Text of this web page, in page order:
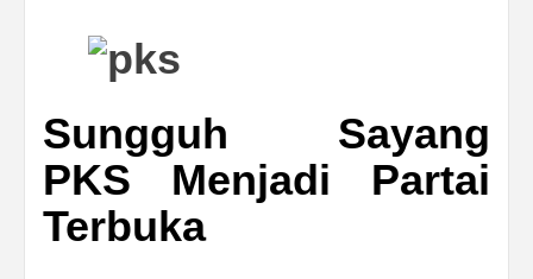
Sungguh Sayang
PKS Menjadi Partai
Terbuka